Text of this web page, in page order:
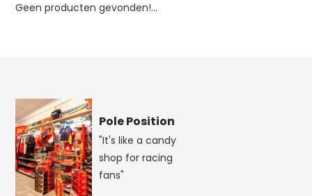
Geen producten gevonden!...
Pole Position
"It's like a candy
shop for racing
fans"